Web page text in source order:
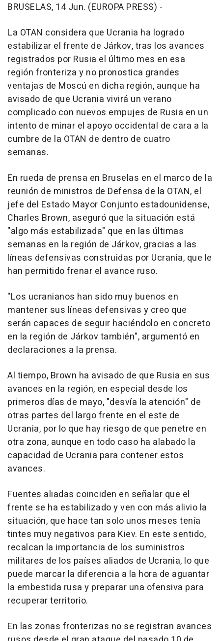
BRUSELAS, 14 Jun. (EUROPA PRESS) -
La OTAN considera que Ucrania ha logrado
estabilizar el frente de Járkov, tras los avances
registrados por Rusia el último mes en esa
región fronteriza y no pronostica grandes
ventajas de Moscú en dicha región, aunque ha
avisado de que Ucrania vivirá un verano
complicado con nuevos empujes de Rusia en un
intento de minar el apoyo occidental de cara a la
cumbre de la OTAN de dentro de cuatro
semanas.
En rueda de prensa en Bruselas en el marco de la
reunión de ministros de Defensa de la OTAN, el
jefe del Estado Mayor Conjunto estadounidense,
Charles Brown, aseguró que la situación está
"algo más estabilizada" que en las últimas
semanas en la región de Járkov, gracias a las
líneas defensivas construidas por Ucrania, que le
han permitido frenar el avance ruso.
"Los ucranianos han sido muy buenos en
mantener sus líneas defensivas y creo que
serán capaces de seguir haciéndolo en concreto
en la región de Járkov también", argumentó en
declaraciones a la prensa.
Al tiempo, Brown ha avisado de que Rusia en sus
avances en la región, en especial desde los
primeros días de mayo, "desvía la atención" de
otras partes del largo frente en el este de
Ucrania, por lo que hay riesgo de que penetre en
otra zona, aunque en todo caso ha alabado la
capacidad de Ucrania para contener estos
avances.
Fuentes aliadas coinciden en señalar que el
frente se ha estabilizado y ven con más alivio la
situación, que hace tan solo unos meses tenía
tintes muy negativos para Kiev. En este sentido,
recalcan la importancia de los suministros
militares de los países aliados de Ucrania, lo que
puede marcar la diferencia a la hora de aguantar
la embestida rusa y preparar una ofensiva para
recuperar territorio.
En las zonas fronterizas no se registran avances